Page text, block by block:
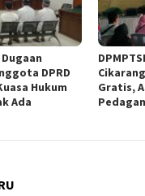
DPRD
Hukum
Ada
Gratis,